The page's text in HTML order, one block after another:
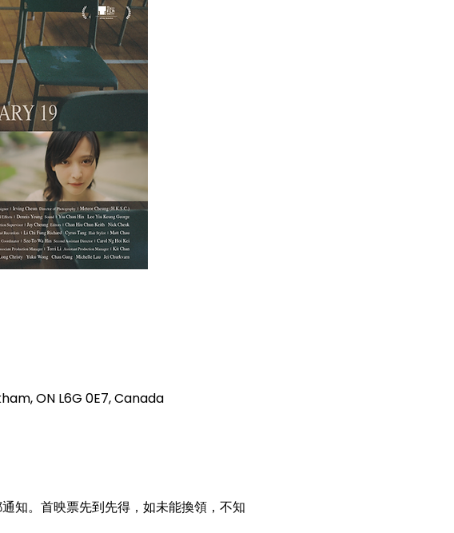
ON L6G 0E7, Canada
知。首映票先到先得，如未能換領，不知